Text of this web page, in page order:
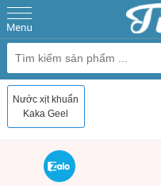
Nước xịt khuẩn
Kaka Geel